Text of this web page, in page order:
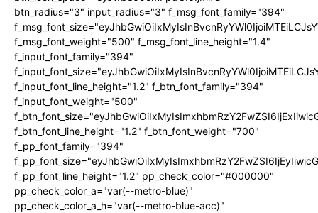
btn_radius="3" input_radius="3" f_msg_font_family="394"
f_msg_font_weight="500" f_msg_font_line_height="1.4"
f_input_font_family="394"
f_input_font_line_height="1.2" f_btn_font_family="394"
f_input_font_weight="500"
f_btn_font_line_height="1.2" f_btn_font_weight="700"
f_pp_font_family="394"
f_pp_font_line_height="1.2" pp_check_color="#000000"
pp_check_color_a="var(--metro-blue)"
pp_check_color_a_h="var(--metro-blue-acc)"